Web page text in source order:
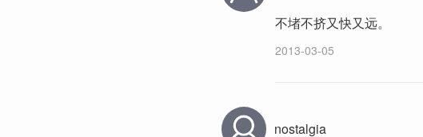
不堵不挤又快又远。
2013-03-05
nostalgia